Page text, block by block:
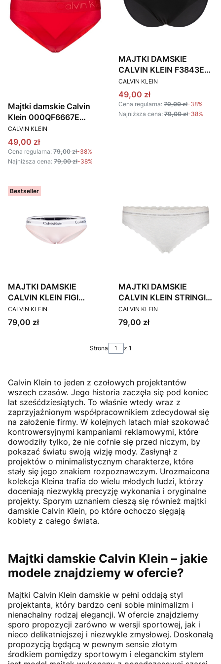
Majtki damskie Calvin
Klein 000QF6667E
CZERWONE
PRODUCENT
CALVIN KLEIN
Cena promocyjna
49,00 zł
Cena regularna: 79,00 zł-38%
Najniższa cena: 79,00 zł-38%
MAJTKI DAMSKIE
CALVIN KLEIN F3843E
CZARNE
PRODUCENT
CALVIN KLEIN
Cena promocyjna
49,00 zł
Cena regularna: 79,00 zł-38%
Najniższa cena: 79,00 zł-38%
Bestseller
MAJTKI DAMSKIE
CALVIN KLEIN FIGI
RÓŻOWE
PRODUCENT
CALVIN KLEIN
Cena
79,00 zł
MAJTKI DAMSKIE
CALVIN KLEIN STRINGI
BIAŁE
PRODUCENT
CALVIN KLEIN
Cena
79,00 zł
Strona z 1
Calvin Klein to jeden z czołowych projektantów
wszech czasów. Jego historia zaczęła się pod koniec
lat sześćdziesiątych. To właśnie wtedy wraz z
zaprzyjaźnionym współpracownikiem zdecydował się
na założenie firmy. W kolejnych latach miał szokować
kontrowersyjnymi kampaniami reklamowymi, które
dowodziły tylko, że nie cofnie się przed niczym, by
pokazać światu swoją wizję mody. Zasłynął z
projektów o minimalistycznym charakterze, które
stały się jego znakiem rozpoznawczym. Urozmaicona
kolekcja Kleina trafia do wielu młodych ludzi, którzy
doceniają niezwykłą precyzję wykonania i oryginalne
projekty. Sporym uznaniem cieszą się również majtki
damskie Calvin Klein, po które ochoczo sięgają
kobiety z całego świata.
Majtki damskie Calvin Klein – jakie
modele znajdziemy w ofercie?
Majtki Calvin Klein damskie w pełni oddają styl
projektanta, który bardzo ceni sobie minimalizm i
nienachalny rodzaj elegancji. W ofercie znajdziemy
sporo propozycji zarówno w wersji sportowej, jak i
nieco delikatniejszej i niezwykle zmysłowej. Doskonałą
propozycją będącą w pewnym sensie złotym
środkiem pomiędzy sportowym i eleganckim stylem